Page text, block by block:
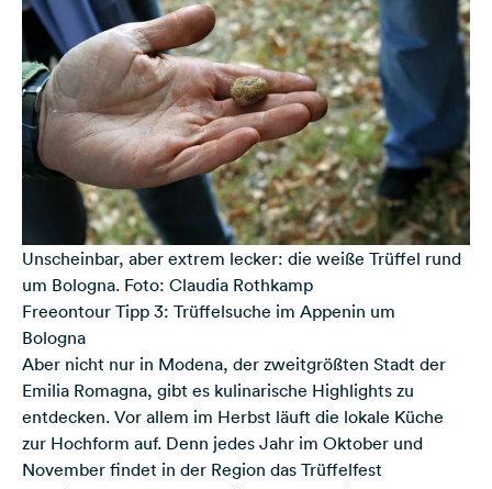
Unscheinbar, aber extrem lecker: die weiße Trüffel rund
um Bologna. Foto: Claudia Rothkamp
Freeontour Tipp 3: Trüffelsuche im Appenin um
Bologna
Aber nicht nur in Modena, der zweitgrößten Stadt der
Emilia Romagna, gibt es kulinarische Highlights zu
entdecken. Vor allem im Herbst läuft die lokale Küche
zur Hochform auf. Denn jedes Jahr im Oktober und
November findet in der Region das Trüffelfest